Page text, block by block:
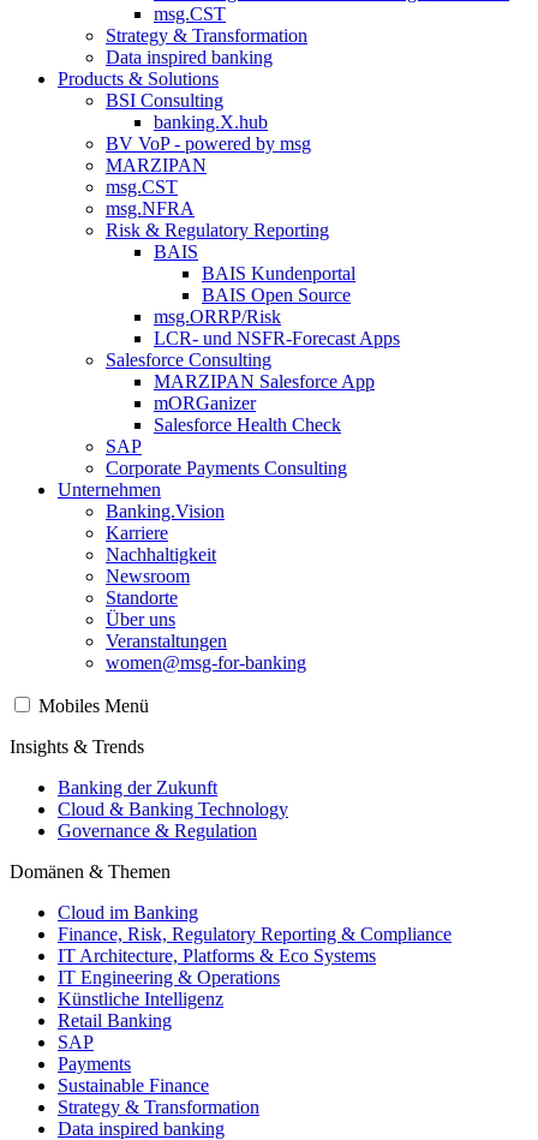
msg.CST
Strategy & Transformation
Data inspired banking
Products & Solutions
BSI Consulting
banking.X.hub
BV VoP - powered by msg
MARZIPAN
msg.CST
msg.NFRA
Risk & Regulatory Reporting
BAIS
BAIS Kundenportal
BAIS Open Source
msg.ORRP/Risk
LCR- und NSFR-​Forecast Apps
Salesforce Consulting
MARZIPAN Salesforce App
mORGanizer
Salesforce Health Check
SAP
Corporate Payments Consulting
Unternehmen
Banking.Vision
Karriere
Nachhaltigkeit
Newsroom
Standorte
Über uns
Veranstaltungen
women@msg-​for-banking
Mobiles Menü
Insights & Trends
Banking der Zukunft
Cloud & Banking Technology
Governance & Regulation
Domänen & Themen
Cloud im Banking
Finance, Risk, Regulatory Reporting & Compliance
IT Architecture, Platforms & Eco Systems
IT Engineering & Operations
Künstliche Intelligenz
Retail Banking
SAP
Payments
Sustainable Finance
Strategy & Transformation
Data inspired banking